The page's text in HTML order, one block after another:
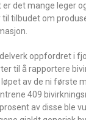
det mange leger
til tilbudet om
oppfordret i
til å rapportere
av de ni første
409
av disse ble